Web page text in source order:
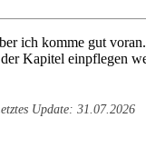
ich komme gut voran.
Kapitel einpflegen
Update: 31.07.2026